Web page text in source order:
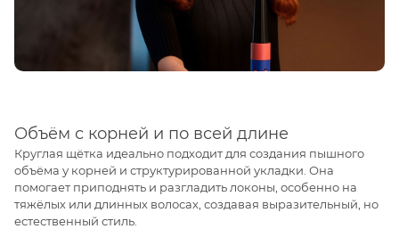
Объём с корней и по всей длине
Круглая щётка идеально подходит для создания пышного
объёма у корней и структурированной укладки. Она
помогает приподнять и разгладить локоны, особенно на
тяжёлых или длинных волосах, создавая выразительный, но
естественный стиль.